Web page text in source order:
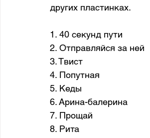
других пластинках.
1. 40 секунд пути
2. Отправляйся за ней
3. Твист
4. Попутная
5. Кеды
6. Арина-балерина
7. Прощай
8. Рита